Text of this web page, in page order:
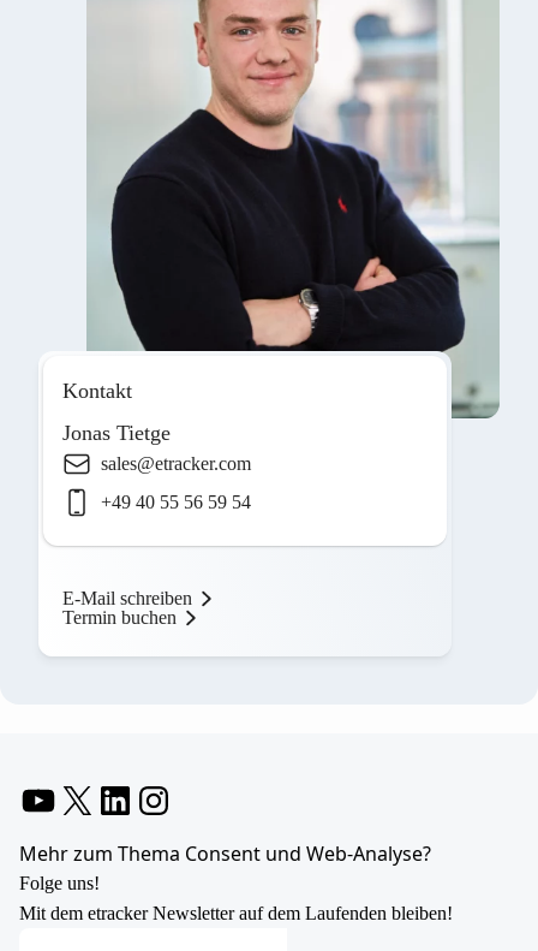
Kontakt
Jonas Tietge
sales@etracker.com
+49 40 55 56 59 54
E-Mail schreiben
Termin buchen
Mehr zum Thema Consent und Web-Analyse?
Folge uns!
Mit dem etracker Newsletter auf dem Laufenden bleiben!